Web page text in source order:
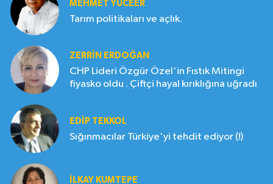
MEHMET YÜCEER
Tarım politikaları ve açlık.
ZERRIN ERDOĞAN
CHP Lideri Özgür Özel'in Fıstık Mitingi
fiyasko oldu . Çiftçi hayal kırıklığına uğradı
EDIP TEKKOL
Sığınmacılar Türkiye'yi tehdit ediyor (!)
İLKAY KUMTEPE